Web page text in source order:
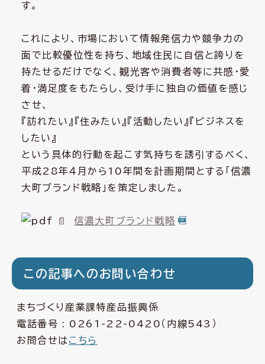
す。
これにより、市場において情報発信力や競争力の
面で比較優位性を持ち、地域住民に自信と誇りを
持たせるだけでなく、観光客や消費者等に共感・愛
着・満足度をもたらし、受け手に独自の価値を感じ
させ、
『訪れたい』『住みたい』『活動したい』『ビジネスを
したい』
という具体的行動を起こす気持ちを誘引するべく、
平成28年４月から10年間を計画期間とする「信濃
大町ブランド戦略」を策定しました。
信濃大町ブランド戦略
この記事へのお問い合わせ
まちづくり産業課特産品振興係
電話番号 : 0261-22-0420 （内線543）
お問合せはこちら